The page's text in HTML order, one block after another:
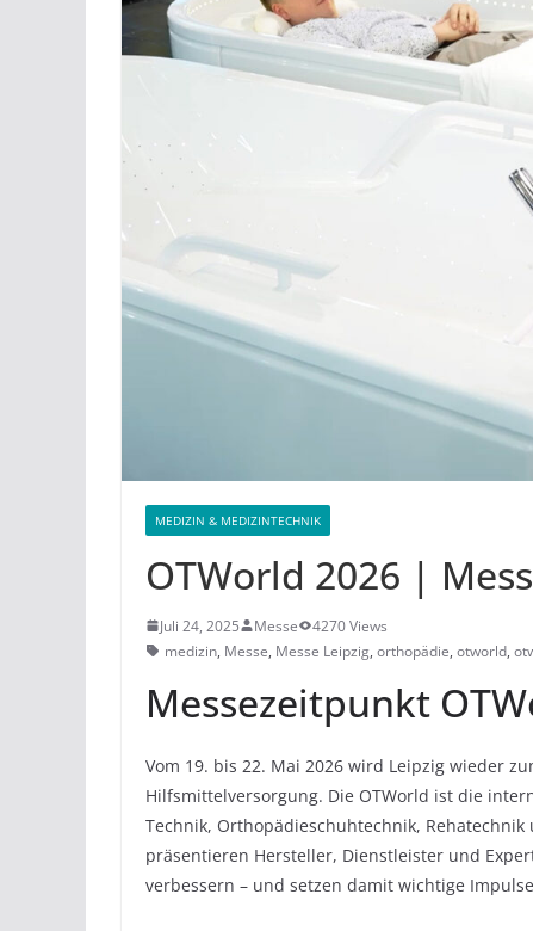
MEDIZIN & MEDIZINTECHNIK
OTWorld 2026 |
Juli 24, 2025 Messe
4270 Views
medizin, Messe, Messe Leipzig, orthopädie, otworld,
Messezeitpunkt
Vom 19. bis 22. Mai 2026 wird Leipzig wieder
Hilfsmittelversorgung. Die OTWorld ist die
Technik, Orthopädieschuhtechnik,
präsentieren Hersteller, Dienstleister und
verbessern – und setzen damit wichtige